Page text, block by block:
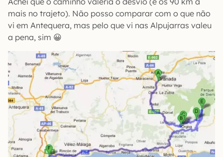
mais no trajeto). Não posso comparar com o que não
vi em Antequera, mas pelo que vi nas Alpujarras valeu
a pena, sim 😀